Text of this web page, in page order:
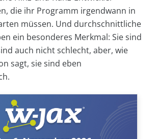
die ihr Programm irgendwann in
müssen. Und durchschnittliche
ein besonderes Merkmal: Sie sind
auch nicht schlecht, aber, wie
sagt, sie sind eben